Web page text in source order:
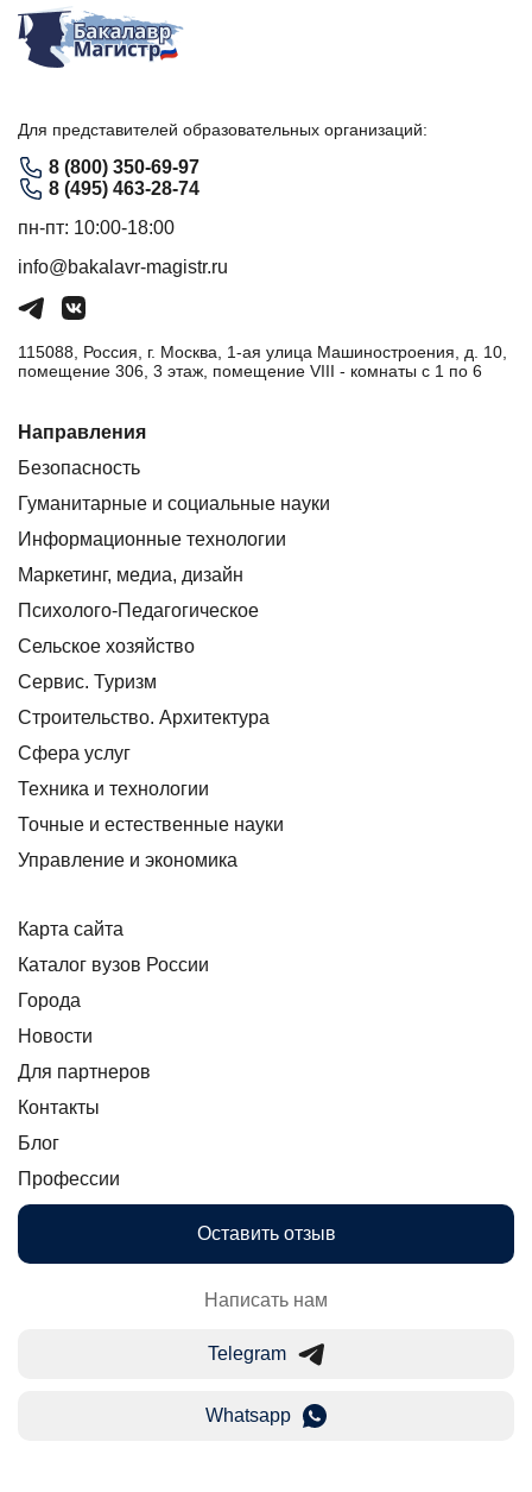
Для представителей образовательных организаций:
8 (800) 350-69-97
8 (495) 463-28-74
пн-пт: 10:00-18:00
info@bakalavr-magistr.ru
115088, Россия, г. Москва, 1-ая улица Машиностроения, д. 10,
помещение 306, 3 этаж, помещение VIII - комнаты с 1 по 6
Направления
Безопасность
Гуманитарные и социальные науки
Информационные технологии
Маркетинг, медиа, дизайн
Психолого-Педагогическое
Сельское хозяйство
Сервис. Туризм
Строительство. Архитектура
Сфера услуг
Техника и технологии
Точные и естественные науки
Управление и экономика
Карта сайта
Каталог вузов России
Города
Новости
Для партнеров
Контакты
Блог
Профессии
Оставить отзыв
Написать нам
Telegram
Whatsapp